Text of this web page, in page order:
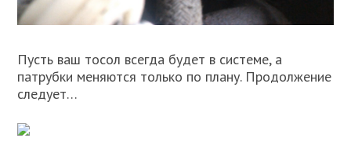
Пусть ваш тосол всегда будет в системе, а
патрубки меняются только по плану. Продолжение
следует…